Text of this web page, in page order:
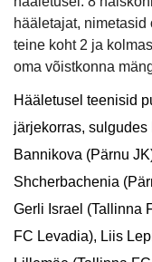
hääletajat,
teine koht 2 ja
oma võistkonna
Hääletusel teenisid
järjekorras,
Bannikova (Pärnu
Shcherbachenia
Gerli Israel (Tallinna
FC Levadia), Liis